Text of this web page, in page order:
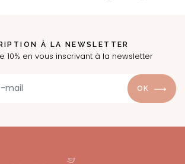
À LA NEWSLETTER
10% en vous inscrivant à la newsletter
OK